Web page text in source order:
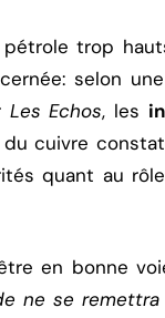
trop
selon
Les Echos, les
cuivre
quant au
en bonne
ne se